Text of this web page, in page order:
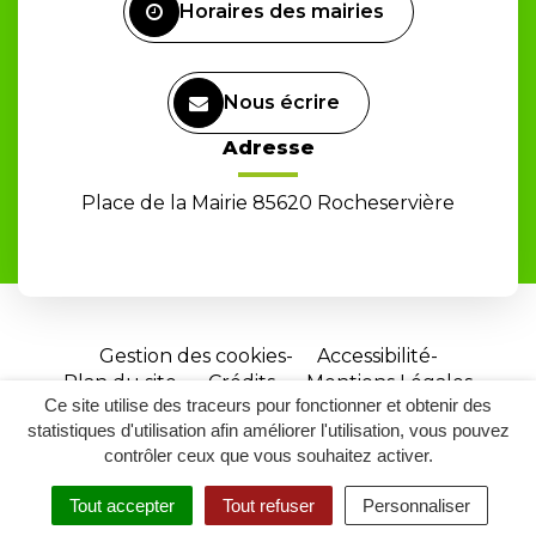
Ce site utilise des traceurs pour fonctionner et obtenir des
statistiques d'utilisation afin améliorer l'utilisation, vous pouvez
contrôler ceux que vous souhaitez activer.
Tout accepter Tout refuser Personnaliser
RECHERCHER
ACCESSIBILITÉ
Horaires des mairies
Nous écrire
Adresse
Place de la Mairie 85620 Rocheservière
Gestion des cookies
Accessibilité
Plan du site
Crédits
Mentions Légales
Site
réalisé
par
Inovagora